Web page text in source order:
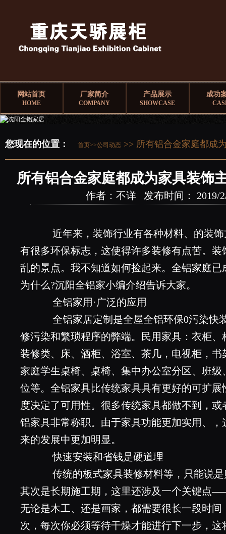
网站首页
HOME
厂家简介
COMPANY
产品展示
SHOWCASE
成功
您现在的位置： 首页>>公司动态 >> 所有铝合金家庭都成
所有铝合金家庭都成为家具装饰
作者：不详 发布时间： 2019/
近年来，装饰行业有各种材料、的装饰
有很多环保标志，这使得许多装修有点苦。
乱的景点。我不知道如何捡起来。全铝家庭
为什么?沉阳全铝家小编介绍告诉大家。
全铝家用·广泛的应用
全铝家居定制是全屋全铝环保0污染快
修污染和繁琐程序的弊端。民用家具：衣柜
装修类、床、酒柜、浴室、茶几，电视柜，
家庭学生桌椅、桌椅、集中办公室分区、班
位等。全铝家具比传统家具具有更好的可扩
度决定了可用性。很多传统家具都做不到，
铝家具非常称职。由于家具功能更加实用、
来的发展中更加明显。
快速安装和省钱是硬道理
传统的板式家具装修材料等，只能说是
其次是长期施工期，这里还涉及一个关键点
无论是木工、还是画家，都需要很长一段时
次，每次你必须等待干燥才能进行下一步，